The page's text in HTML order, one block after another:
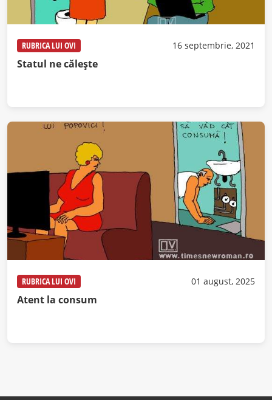
RUBRICA LUI OVI 16 septembrie, 2021
Statul ne călește
RUBRICA LUI OVI 01 august, 2025
Atent la consum